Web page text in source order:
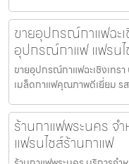
ขายอุปกรณ์กาแฟฉะเ
อุปกรณ์กาแฟ แฟรน
ขายอุปกรณ์กาแฟฉะเชิงเทร
เมล็ดกาแฟคุณภาพดีเยี่ยม ร
ร้านกาแฟพระนคร จ
แฟรนไชส์ร้านกาแฟ